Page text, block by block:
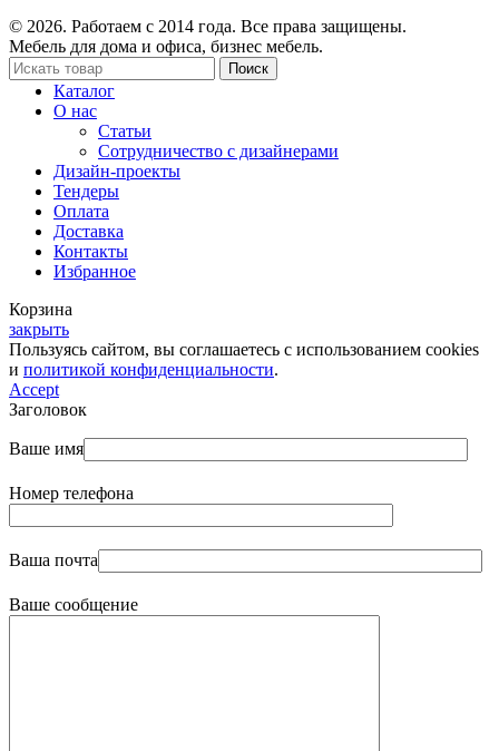
© 2026. Работаем с 2014 года. Все права защищены.
Мебель для дома и офиса, бизнес мебель.
Поиск
Каталог
О нас
Статьи
Сотрудничество с дизайнерами
Дизайн-проекты
Тендеры
Оплата
Доставка
Контакты
Избранное
Корзина
закрыть
Пользуясь сайтом, вы соглашаетесь с использованием cookies
и политикой конфиденциальности.
Accept
Заголовок
Ваше имя
Номер телефона
Ваша почта
Ваше сообщение